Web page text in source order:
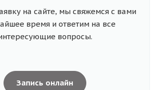
на сайте, мы свяжемся с вами
время и ответим на все
вопросы.
Запись онлайн